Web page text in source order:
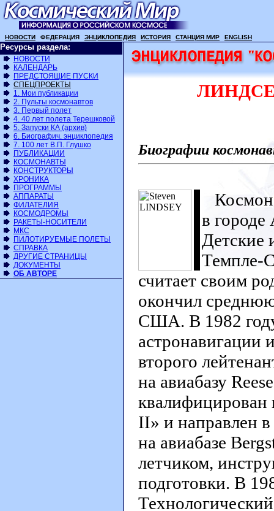
НОВОСТИ ФЕДЕРАЦИЯ ЭНЦИКЛОПЕДИЯ ИСТОРИЯ СТАНЦИЯ МИР ENGLISH
Ресурсы раздела:
НОВОСТИ
КАЛЕНДАРЬ
ПРЕДСТОЯЩИЕ ПУСКИ
СПЕЦПРОЕКТЫ
1. Мои публикации
2. Пульты космонавтов
3. Первый полет
4. 40 лет полета Терешковой
5. Запуски КА (архив)
6. Биографич. энциклопедия
7. 100 лет В.П. Глушко
ПУБЛИКАЦИИ
КОСМОНАВТЫ
КОНСТРУКТОРЫ
ХРОНИКА
ПРОГРАММЫ
АППАРАТЫ
ФИЛАТЕЛИЯ
КОСМОДРОМЫ
РАКЕТЫ-НОСИТЕЛИ
МКС
ПИЛОТИРУЕМЫЕ ПОЛЕТЫ
СПРАВКА
ДРУГИЕ СТРАНИЦЫ
ДОКУМЕНТЫ
ОБ АВТОРЕ
Биографии
в
Детские
Темпле-
считает своим
окончил
США. В 1982 году
астронавигации
второго
на авиабазу
квалифицирован
II» и направлен в
на авиабазе
летчиком,
подготовки. В